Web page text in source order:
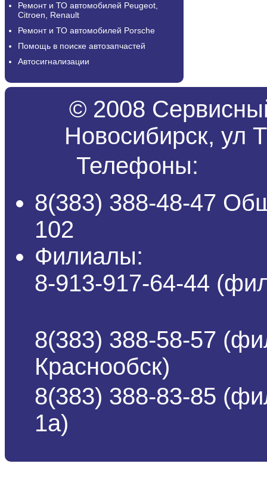
Ремонт и ТО автомобилей Peugeot,
Citroen, Renault
Ремонт и ТО автомобилей Porsche
Помощь в поиске автозапчастей
Автосигнализации
© 2008
Новосибирск, ул
Телефоны:
8(383) 388-48-47
102
Филиалы:
8-913-917-64-44
8(383) 388-58-57
Краснообск)
8(383) 388-83-85
1а)